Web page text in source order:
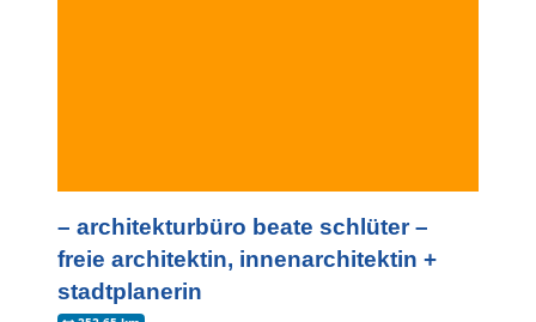
– architekturbüro beate schlüter –
freie architektin, innenarchitektin +
stadtplanerin